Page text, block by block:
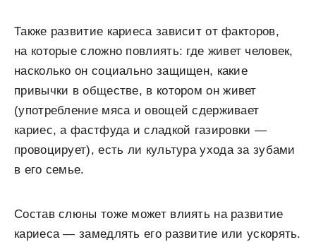
Также развитие кариеса зависит от факторов,
на которые сложно повлиять: где живет человек,
насколько он социально защищен, какие
привычки в обществе, в котором он живет
(употребление мяса и овощей сдерживает
кариес, а фастфуда и сладкой газировки —
провоцирует), есть ли культура ухода за зубами
в его семье.
Состав слюны тоже может влиять на развитие
кариеса — замедлять его развитие или ускорять.